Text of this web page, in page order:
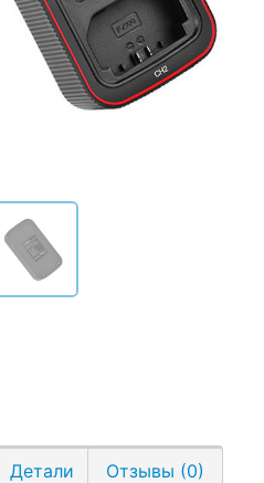
Детали Отзывы (0)